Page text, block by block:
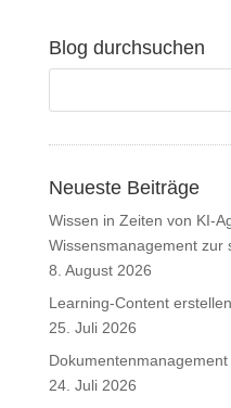
Blog durchsuchen
Neueste Beiträge
Wissen in Zeiten von KI-
Wissensmanagement zur
8. August 2026
Learning-Content
25. Juli 2026
24. Juli 2026